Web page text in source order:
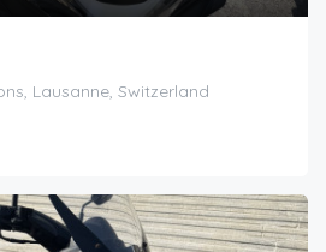
Lausanne, Switzerland